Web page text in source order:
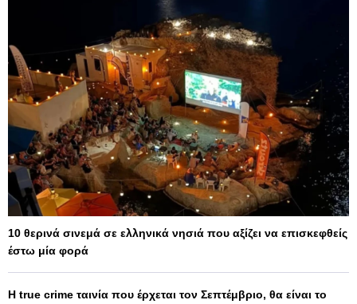
10 θερινά σινεμά σε ελληνικά νησιά που αξίζει να επισκεφθείς
έστω μία φορά
Η true crime ταινία που έρχεται τον Σεπτέμβριο, θα είναι το